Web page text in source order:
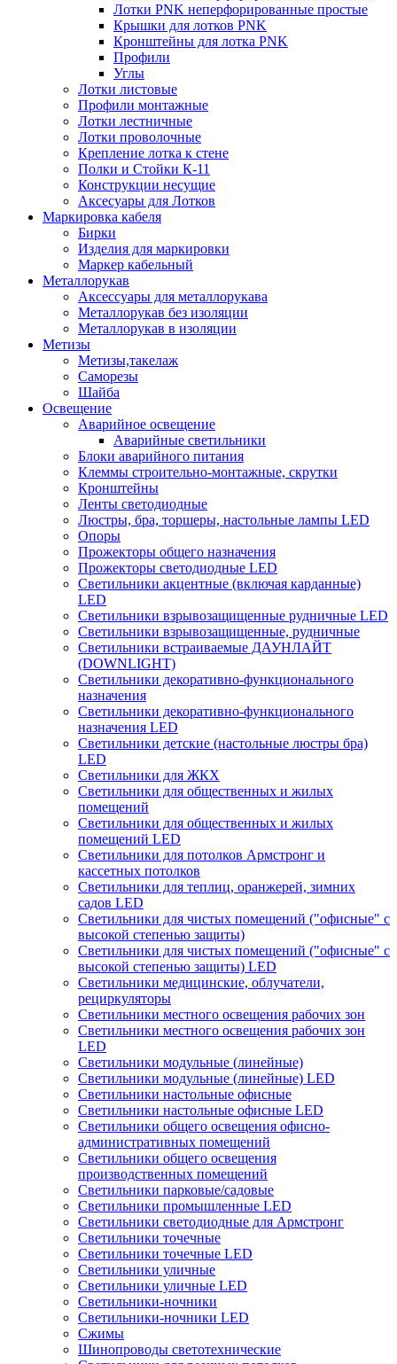
Лотки PNK неперфорированные простые
Крышки для лотков PNK
Кронштейны для лотка PNK
Профили
Углы
Лотки листовые
Профили монтажные
Лотки лестничные
Лотки проволочные
Крепление лотка к стене
Полки и Стойки К-11
Конструкции несущие
Аксесуары для Лотков
Маркировка кабеля
Бирки
Изделия для маркировки
Маркер кабельный
Металлорукав
Аксессуары для металлорукава
Металлорукав без изоляции
Металлорукав в изоляции
Метизы
Метизы,такелаж
Саморезы
Шайба
Освещение
Аварийное освещение
Аварийные светильники
Блоки аварийного питания
Клеммы строительно-монтажные, скрутки
Кронштейны
Ленты светодиодные
Люстры, бра, торшеры, настольные лампы LED
Опоры
Прожекторы общего назначения
Прожекторы светодиодные LED
Светильники акцентные (включая карданные)
LED
Светильники взрывозащищенные рудничные LED
Светильники взрывозащищенные, рудничные
Светильники встраиваемые ДАУНЛАЙТ
(DOWNLIGHT)
Светильники декоративно-функционального
назначения
Светильники декоративно-функционального
назначения LED
Светильники детские (настольные люстры бра)
LED
Светильники для ЖКХ
Светильники для общественных и жилых
помещений
Светильники для общественных и жилых
помещений LED
Светильники для потолков Армстронг и
кассетных потолков
Светильники для теплиц, оранжерей, зимних
садов LED
Светильники для чистых помещений ("офисные" с
высокой степенью защиты)
Светильники для чистых помещений ("офисные" с
высокой степенью защиты) LED
Светильники медицинские, облучатели,
рециркуляторы
Светильники местного освещения рабочих зон
Светильники местного освещения рабочих зон
LED
Светильники модульные (линейные)
Светильники модульные (линейные) LED
Светильники настольные офисные
Светильники настольные офисные LED
Светильники общего освещения офисно-
административных помещений
Светильники общего освещения
производственных помещений
Светильники парковые/садовые
Светильники промышленные LED
Светильники светодиодные для Армстронг
Светильники точечные
Светильники точечные LED
Светильники уличные
Светильники уличные LED
Светильники-ночники
Светильники-ночники LED
Сжимы
Шинопроводы светотехнические